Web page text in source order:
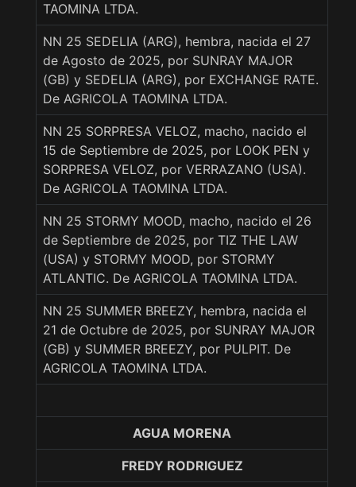
TAOMINA LTDA.
NN 25 SEDELIA (ARG), hembra, nacida el 27
de Agosto de 2025, por SUNRAY MAJOR
(GB) y SEDELIA (ARG), por EXCHANGE RATE.
De AGRICOLA TAOMINA LTDA.
NN 25 SORPRESA VELOZ, macho, nacido el
15 de Septiembre de 2025, por LOOK PEN y
SORPRESA VELOZ, por VERRAZANO (USA).
De AGRICOLA TAOMINA LTDA.
NN 25 STORMY MOOD, macho, nacido el 26
de Septiembre de 2025, por TIZ THE LAW
(USA) y STORMY MOOD, por STORMY
ATLANTIC. De AGRICOLA TAOMINA LTDA.
NN 25 SUMMER BREEZY, hembra, nacida el
21 de Octubre de 2025, por SUNRAY MAJOR
(GB) y SUMMER BREEZY, por PULPIT. De
AGRICOLA TAOMINA LTDA.
AGUA MORENA
FREDY RODRIGUEZ